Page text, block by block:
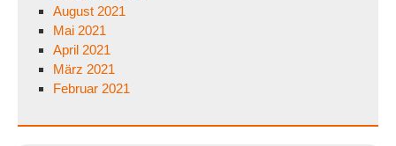
August 2021
Mai 2021
April 2021
März 2021
Februar 2021